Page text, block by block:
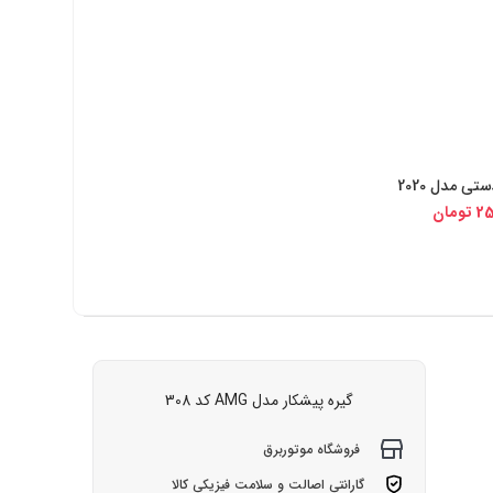
دیجی کالا
مدل 2020
تومان
گیره پیشکار مدل AMG کد 308
فروشگاه موتوربرق
گارانتی اصالت و سلامت فیزیکی کالا